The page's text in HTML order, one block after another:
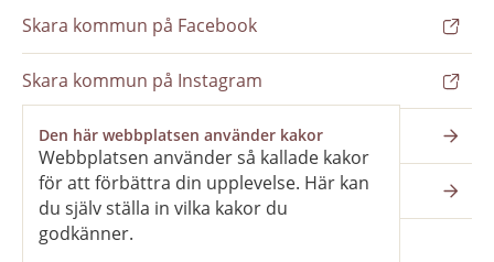
Den här webbplatsen använder kakor
Webbplatsen använder så kallade kakor
för att förbättra din upplevelse. Här kan
du själv ställa in vilka kakor du
godkänner.
Skara kommun på Facebook
Skara kommun på Instagram
Nyhetsbrev
Pressrum